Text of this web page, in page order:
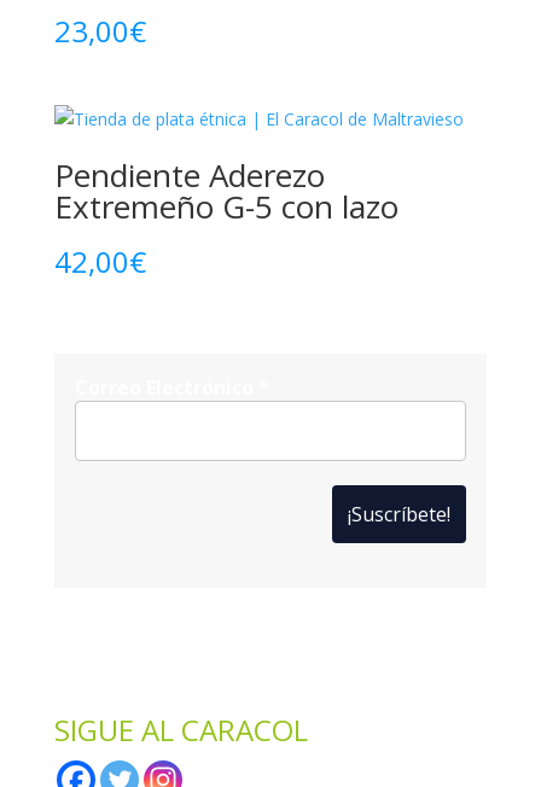
23,00€
Pendiente Aderezo
Extremeño G-5 con lazo
42,00€
SIGUE AL CARACOL